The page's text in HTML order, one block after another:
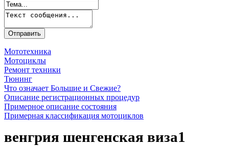
Мототехника
Мотоциклы
Ремонт техники
Тюнинг
Что означает Большие и Свежие?
Описание регистрационных процедур
Примерное описание состояния
Примерная классификация мотоциклов
венгрия шенгенская виза1